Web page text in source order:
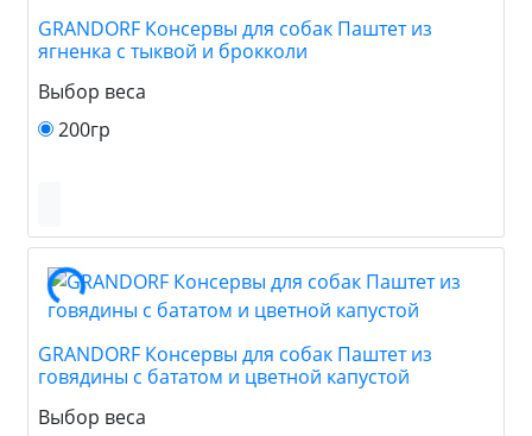
GRANDORF Консервы для собак Паштет из
ягненка с тыквой и брокколи
Выбор веса
200гр
GRANDORF Консервы для собак Паштет из
говядины с бататом и цветной капустой
Выбор веса